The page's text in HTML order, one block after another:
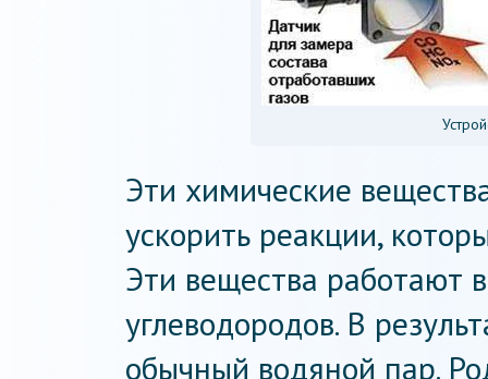
Эти химические
ускорить реакции,
Эти вещества работают
углеводородов. В
обычный водяной пар.